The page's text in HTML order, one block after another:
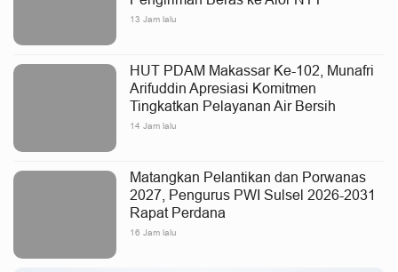
13 Jam lalu
HUT PDAM Makassar Ke-102, Munafri
Arifuddin Apresiasi Komitmen
Tingkatkan Pelayanan Air Bersih
14 Jam lalu
Matangkan Pelantikan dan Porwanas
2027, Pengurus PWI Sulsel 2026-2031
Rapat Perdana
16 Jam lalu